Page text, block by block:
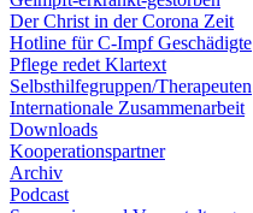
Der Christ in der Corona Zeit
Hotline für C-Impf Geschädigte
Pflege redet Klartext
Selbsthilfegruppen/Therapeuten
Internationale Zusammenarbeit
Downloads
Kooperationspartner
Archiv
Podcast